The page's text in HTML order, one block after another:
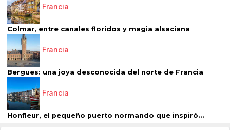
Francia
Colmar, entre canales floridos y magia alsaciana
Francia
Bergues: una joya desconocida del norte de Francia
Francia
Honfleur, el pequeño puerto normando que inspiró...